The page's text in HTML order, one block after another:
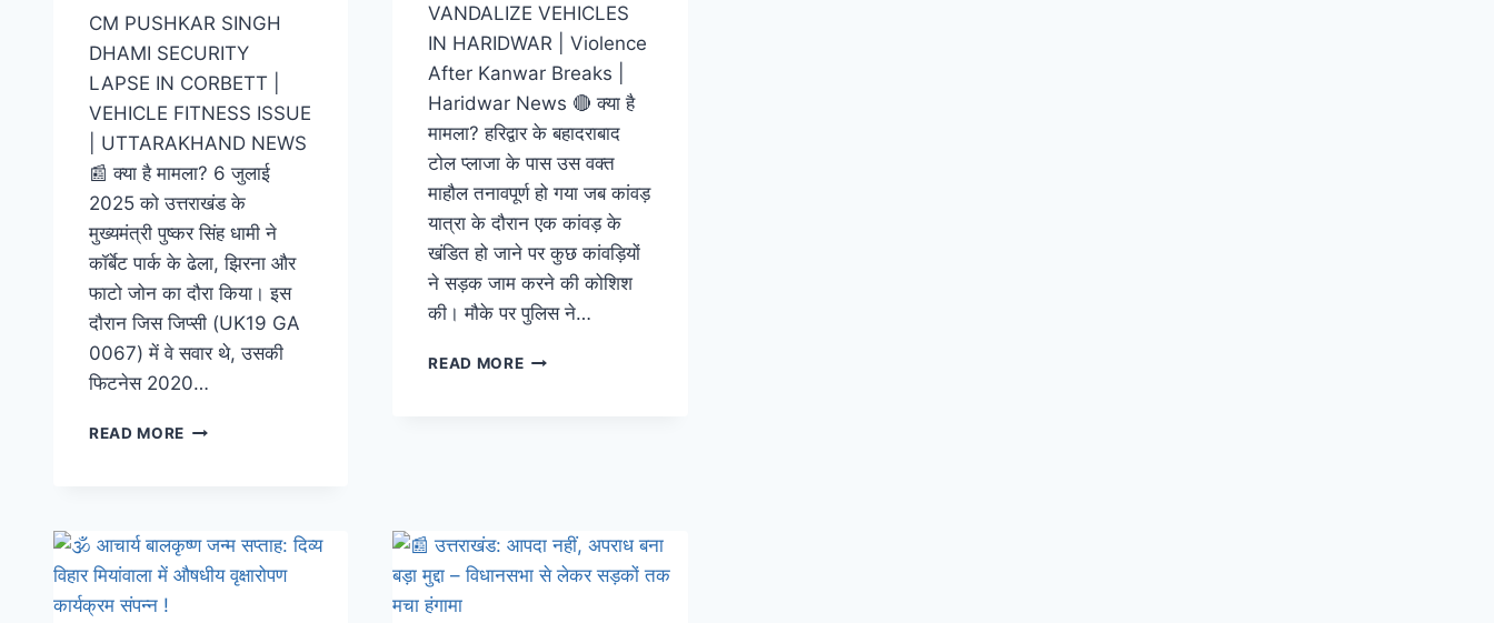
CM PUSHKAR SINGH
DHAMI SECURITY
LAPSE IN CORBETT |
VEHICLE FITNESS ISSUE
| UTTARAKHAND NEWS
📰 क्या है मामला? 6 जुलाई
2025 को उत्तराखंड के
मुख्यमंत्री पुष्कर सिंह धामी ने
कॉर्बेट पार्क के ढेला, झिरना और
फाटो जोन का दौरा किया। इस
दौरान जिस जिप्सी (UK19 GA
0067) में वे सवार थे, उसकी
फिटनेस 2020…
READ MORE
VANDALIZE VEHICLES
IN HARIDWAR | Violence
After Kanwar Breaks |
Haridwar News 🔴 क्या है
मामला? हरिद्वार के बहादराबाद
टोल प्लाजा के पास उस वक्त
माहौल तनावपूर्ण हो गया जब कांवड़
यात्रा के दौरान एक कांवड़ के
खंडित हो जाने पर कुछ कांवड़ियों
ने सड़क जाम करने की कोशिश
की। मौके पर पुलिस ने…
READ MORE